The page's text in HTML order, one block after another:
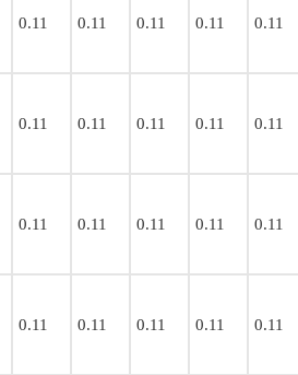
0.11 0.11 0.11 0.11 0.11
0.11 0.11 0.11 0.11 0.11
0.11 0.11 0.11 0.11 0.11
0.11 0.11 0.11 0.11 0.11